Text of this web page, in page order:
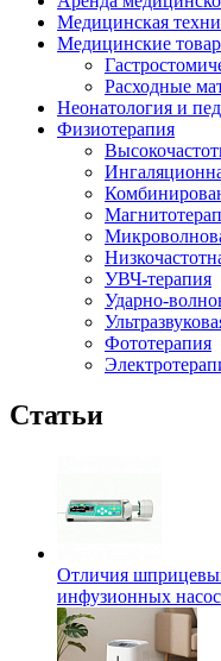
Медицинская
Медицинские
Расходные
Неонатология и
Физиотерапия
УВЧ-терапия
Ударно-
Фототерапия
Статьи
Отличия
инфузионных